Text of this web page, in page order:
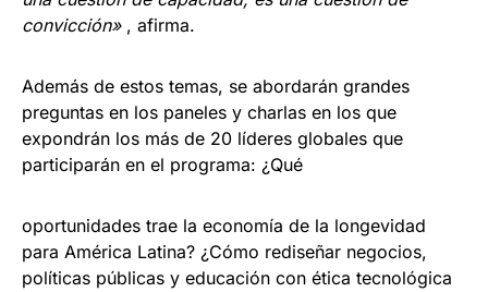
convicción», afirma.
Además de estos temas, se abordarán grandes
preguntas en los paneles y charlas en los que
expondrán los más de 20 líderes globales que
participarán en el programa: ¿Qué
oportunidades trae la economía de la longevidad
para América Latina? ¿Cómo rediseñar negocios,
políticas públicas y educación con ética tecnológica